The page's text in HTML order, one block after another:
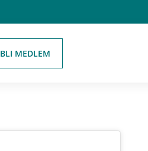
BLI MEDLEM